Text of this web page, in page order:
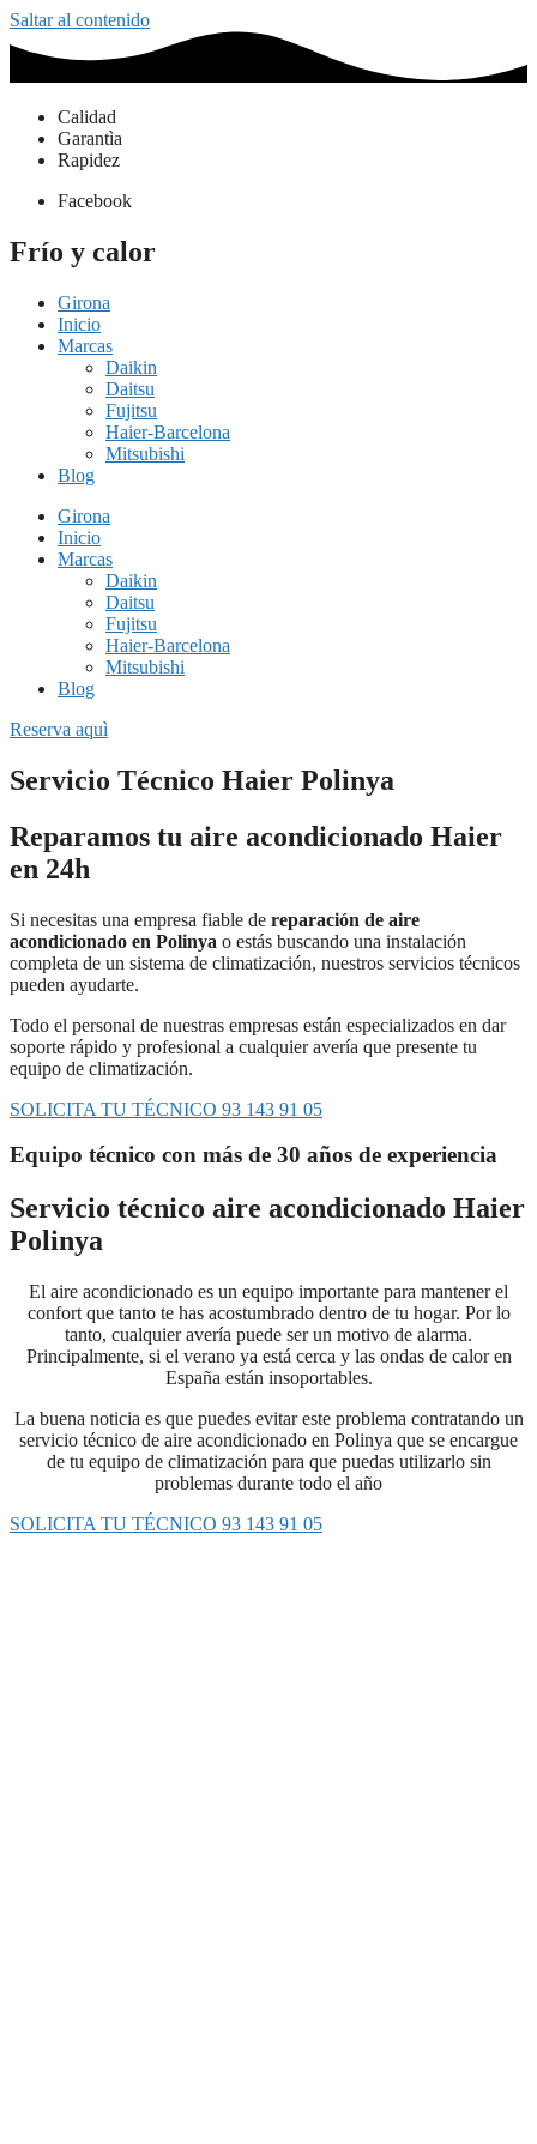
Saltar al contenido
Calidad
Garantìa
Rapidez
Facebook
Frío y calor
Girona
Inicio
Marcas
Daikin
Daitsu
Fujitsu
Haier-Barcelona
Mitsubishi
Blog
Girona
Inicio
Marcas
Daikin
Daitsu
Fujitsu
Haier-Barcelona
Mitsubishi
Blog
Reserva aquì
Servicio Técnico Haier Polinya
Reparamos tu aire acondicionado Haier
en 24h
Si necesitas una empresa fiable de reparación de aire
acondicionado en Polinya o estás buscando una instalación
completa de un sistema de climatización, nuestros servicios técnicos
pueden ayudarte.
Todo el personal de nuestras empresas están especializados en dar
soporte rápido y profesional a cualquier avería que presente tu
equipo de climatización.
SOLICITA TU TÉCNICO 93 143 91 05
Equipo técnico con más de 30 años de experiencia
Servicio técnico aire acondicionado Haier
Polinya
El aire acondicionado es un equipo importante para mantener el
confort que tanto te has acostumbrado dentro de tu hogar. Por lo
tanto, cualquier avería puede ser un motivo de alarma.
Principalmente, si el verano ya está cerca y las ondas de calor en
España están insoportables.
La buena noticia es que puedes evitar este problema contratando un
servicio técnico de aire acondicionado en Polinya que se encargue
de tu equipo de climatización para que puedas utilizarlo sin
problemas durante todo el año
SOLICITA TU TÉCNICO 93 143 91 05